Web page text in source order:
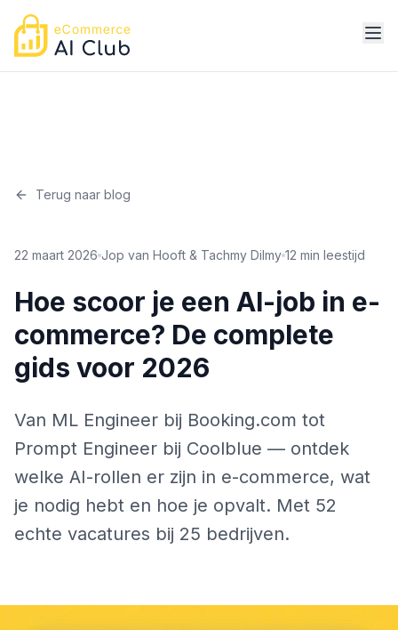
Terug naar blog
22 maart 2026 Jop van Hooft & Tachmy Dilmy 12 min leestijd
Hoe scoor je een AI-job in e-
commerce? De complete
gids voor 2026
Van ML Engineer bij Booking.com tot
Prompt Engineer bij Coolblue — ontdek
welke AI-rollen er zijn in e-commerce, wat
je nodig hebt en hoe je opvalt. Met 52
echte vacatures bij 25 bedrijven.